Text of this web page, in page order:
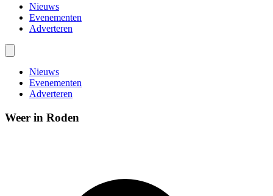
Nieuws
Evenementen
Adverteren
Nieuws
Evenementen
Adverteren
Weer in Roden